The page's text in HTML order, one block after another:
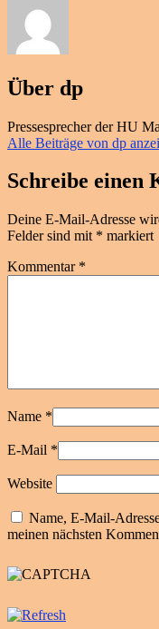
Über dp
Pressesprecher der HU
Alle Beiträge von dp
Schreibe einen
Deine E-Mail-Adresse
Felder sind mit * markiert
Kommentar *
Name *
E-Mail *
Website
Name, E-Mail-
meinen nächsten